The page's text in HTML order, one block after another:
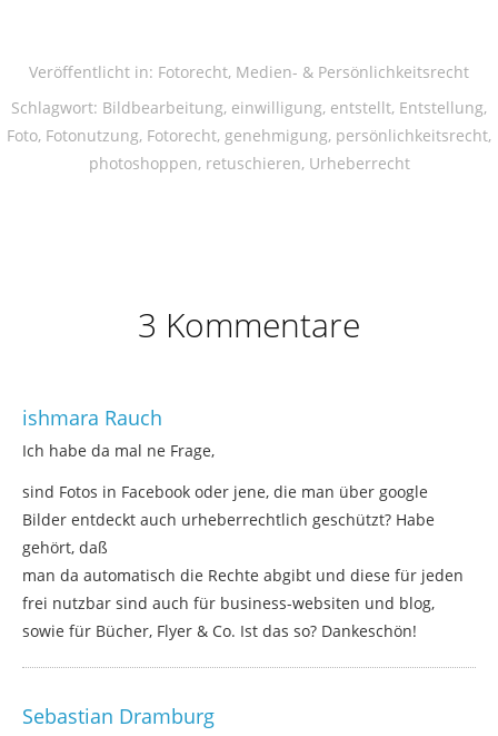
Veröffentlicht in: Fotorecht, Medien- & Persönlichkeitsrecht
Schlagwort: Bildbearbeitung, einwilligung, entstellt, Entstellung,
Foto, Fotonutzung, Fotorecht, genehmigung, persönlichkeitsrecht,
photoshoppen, retuschieren, Urheberrecht
3 Kommentare
ishmara Rauch
Ich habe da mal ne Frage,
sind Fotos in Facebook oder jene, die man über google
Bilder entdeckt auch urheberrechtlich geschützt? Habe
gehört, daß
man da automatisch die Rechte abgibt und diese für jeden
frei nutzbar sind auch für business-websiten und blog,
sowie für Bücher, Flyer & Co. Ist das so? Dankeschön!
Sebastian Dramburg